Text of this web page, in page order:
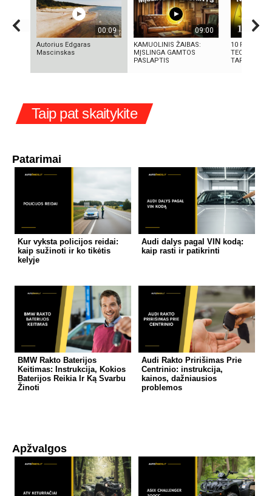
00:09
Autorius Edgaras
Mascinskas
09:00
KAMUOLINIS ŽAIBAS:
MĮSLINGA GAMTOS
PASLAPTIS
10
TAPO
Taip pat skaitykite
Patarimai
Kur vyksta policijos reidai:
kaip sužinoti ir ko tikėtis
kelyje
Audi dalys pagal VIN kodą:
kaip rasti ir patikrinti
BMW Rakto Baterijos
Keitimas: Instrukcija, Kokios
Baterijos Reikia Ir Ką Svarbu
Žinoti
Audi Rakto Pririšimas Prie
Centrinio: instrukcija,
kainos, dažniausios
problemos
Apžvalgos